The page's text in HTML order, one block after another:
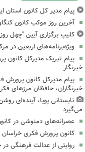
پیام مدیر کل کانون استان
آخرین روز موکب کانون
کلیپ برگزاری آیین "چهل روز، چهل
ویژه‌برنامه‌های اربعین در
پیام تبریک مدیرکل کانون
خبرنگار
پیام مدیرکل کانون پرورش
خبرنگاران، حافظان مرزهای
تابستانی پویا، آینده‌ای
می‌گیرد
عصرانه‌های دمنوشی در
کانون پرورش فکری
روایتی از عدالت فرهنگی